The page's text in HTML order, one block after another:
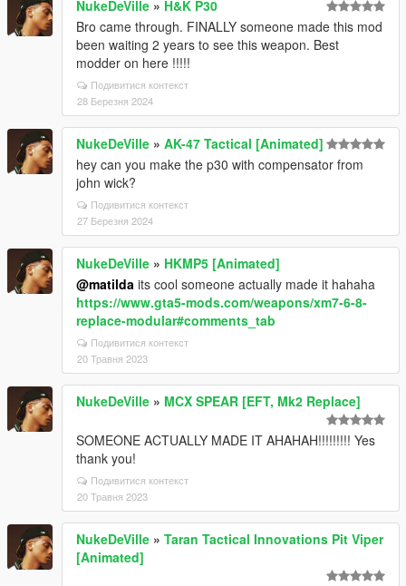
NukeDeVille » H&K P30
Bro came through. FINALLY someone made this mod
been waiting 2 years to see this weapon. Best
modder on here !!!!!
Подивитися контекст
28 Березня 2024
NukeDeVille » AK-47 Tactical [Animated]
hey can you make the p30 with compensator from
john wick?
Подивитися контекст
27 Березня 2024
NukeDeVille » HKMP5 [Animated]
@matilda its cool someone actually made it hahaha
https://www.gta5-mods.com/weapons/xm7-6-8-
replace-modular#comments_tab
Подивитися контекст
20 Травня 2023
NukeDeVille » MCX SPEAR [EFT, Mk2 Replace]
SOMEONE ACTUALLY MADE IT AHAHAH!!!!!!!!! Yes
thank you!
Подивитися контекст
20 Травня 2023
NukeDeVille » Taran Tactical Innovations Pit Viper
[Animated]